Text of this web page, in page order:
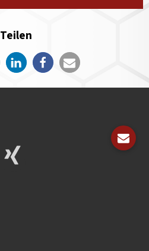
Teilen